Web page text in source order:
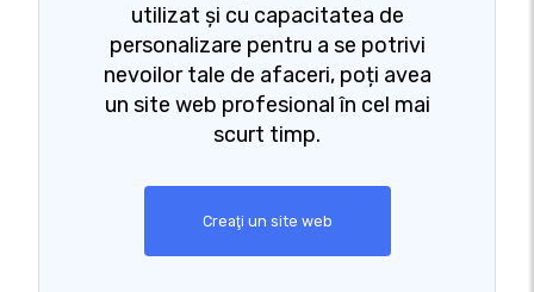
utilizat și cu capacitatea de
personalizare pentru a se potrivi
nevoilor tale de afaceri, poți avea
un site web profesional în cel mai
scurt timp.
Creaţi un site web